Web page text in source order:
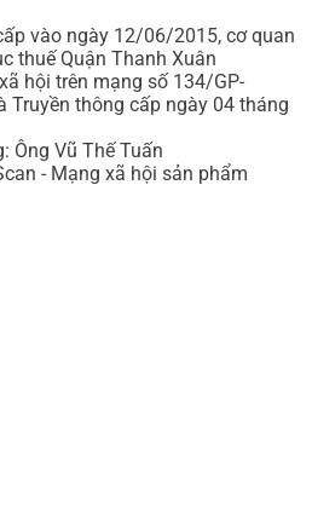
vào ngày 12/06/2015, cơ quan
thuế Quận Thanh Xuân
hội trên mạng số 134/GP-
Truyền thông cấp ngày 04 tháng
Ông Vũ Thế Tuấn
- Mạng xã hội sản phẩm